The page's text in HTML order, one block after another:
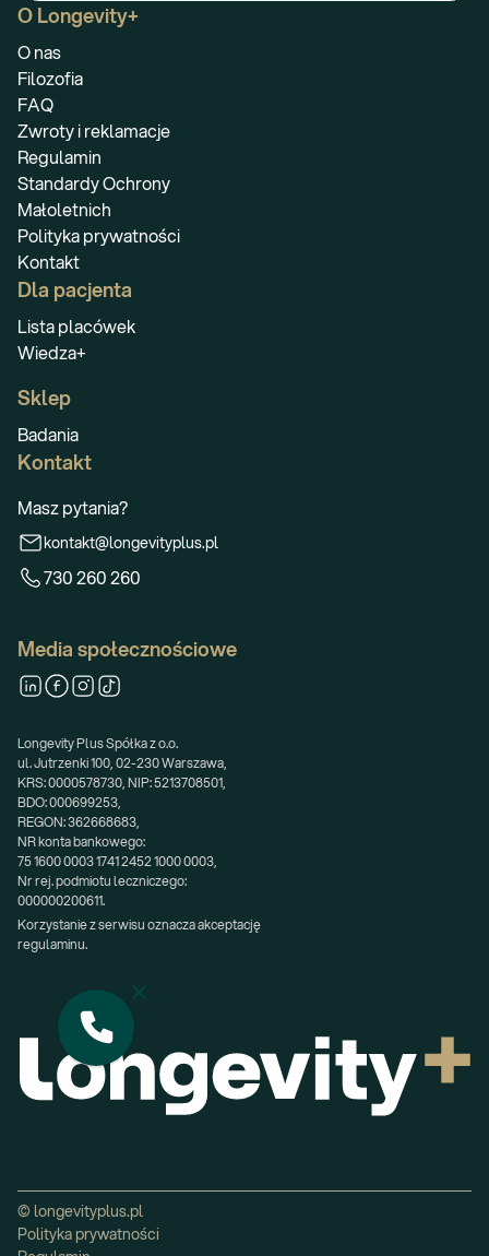
O Longevity+
O nas
Filozofia
FAQ
Zwroty i reklamacje
Regulamin
Standardy Ochrony
Małoletnich
Polityka prywatności
Kontakt
Dla pacjenta
Lista placówek
Wiedza+
Sklep
Badania
Kontakt
Masz pytania?
kontakt@longevityplus.pl
730 260 260
Media społecznościowe
Longevity Plus Spółka z o.o.
ul. Jutrzenki 100, 02-230 Warszawa,
KRS: 0000578730, NIP: 5213708501,
BDO: 000699253,
REGON: 362668683,
NR konta bankowego:
75 1600 0003 1741 2452 1000 0003,
Nr rej. podmiotu leczniczego:
000000200611.
Korzystanie z serwisu oznacza akceptację
regulaminu.
© longevityplus.pl
Polityka prywatności